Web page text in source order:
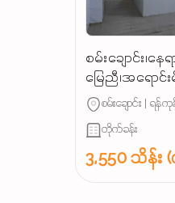
စမ်းချောင်း၊နေ
မြေညီ၊အရောင်
စမ်းချောင်း | ရ
တိုက်ခန်း
3,550 သိန်း